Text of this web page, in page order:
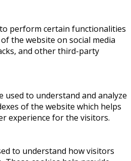
perform certain functionalities
the website on social media
and other third-party
used to understand and analyze
of the website which helps
experience for the visitors.
to understand how visitors